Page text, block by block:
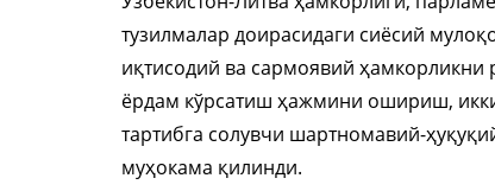
тузилмалар доирасидаги сиёсий
иқтисодий ва сармоявий
ёрдам кўрсатиш ҳажмини ошириш,
тартибга солувчи шартномавий-
муҳокама қилинди.